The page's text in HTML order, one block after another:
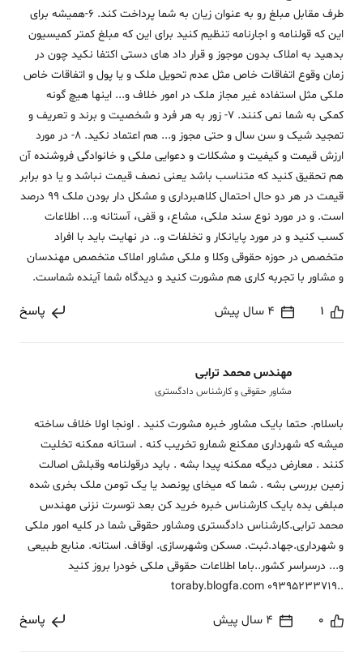
طرف مقابل مبلغ رو به عنوان زیان به شما پرداخت کند. 6-همیشه برای
این که قولنامه و اجارنامه تنظیم کنید برای این که مبلغ کمتر کمیسیون
بدهید به املاک بدون موجوز و قرار داد های دستی اکتفا نکید چون در
زمان وقوع اتفاقات خاص مثل عدم تحویل ملک و یا پول و اتفاقات خاص
ملکی مثل استفاده غیر مجاز ملک در امور خلاف و... اینها هیچ گونه
کمکی به شما نمی کنند. 7- زور به هر فرد و شخصیت و برند و تعریف و
تمجید شیک و سن سال و حتی مجوز و... هم اعتماد نکید. 8- در مورد
ارزش قیمت و کیفیت و مشکلات و دعوایی ملکی و خانوادگی فروشنده آن
هم تحقیق کنید که متناسب باشد یعنی نصف قیمت نباشد و یا دو برابر
قیمت در هر دو حال احتمال کلاهبرداری و مشکل دار بودن ملک 99 درصد
است. و در مورد نوع سند ملکی، مشاع، و قفی، آستانه و... اطلاعات
کسب کنید و در مورد پایانکار و تخلفات و.. در نهایت باید با افراد
متخصص در حوزه حقوقی وکلا و ملکی مشاور املاک متخصص مهندسان
و مشاور با تجربه کاری هم مشورت کنید و دیدگاه شما آینده شماست.
1 4 سال پیش پاسخ
مهندس محمد ترابی
مشاور حقوقی و کارشناس دادگستری
باسلام. حتما بایک مشاور خبره مشورت کنید . اونجا اولا خلاف ساخته
میشه که شهرداری ممکنع شمارو تخریب کنه . استانه ممکنه تخلیت
کنند . معارض دیگه ممکنه پیدا بشه . باید درقولنامه وقبلش اصالت
زمین بررسی بشه . شما که میخای پونصد یا یک تومن ملک بخری شده
مبلغی بده بایک کارشناس خبره خرید کن بعد توسرت نزنی مهندس
محمد ترابی.کارشناس دادگستری ومشاور حقوقی شما در کلیه امور ملکی
و شهرداری.جهاد.ثبت. مسکن وشهرسازی. اوقاف. استانه. منابع طبیعی
و... درسراسر کشور..باما اطلاعات حقوقی ملکی خودرا بروز کنید
..toraby.blogfa.com 09395233719
0 4 سال پیش پاسخ